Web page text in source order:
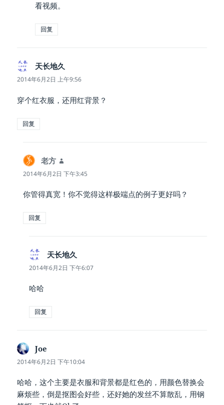
看视频。
回复
天长地久
道：
2014年6月2日 上午9:56
穿个红衣服，还用红背景？
回复
老方
道：
2014年6月2日 下午3:45
你管得真宽！你不觉得这样极端点的例子更好吗？
回复
天长地久
道：
2014年6月2日 下午6:07
哈哈
回复
Joe
道：
2014年6月2日 下午10:04
哈哈，这个主要是衣服和背景都是红色的，用颜色替换会
麻烦些，倒是抠图会好些，还好她的发丝不算散乱，用钢